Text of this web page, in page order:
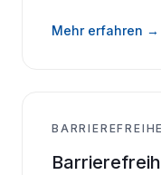
Mehr erfahren →